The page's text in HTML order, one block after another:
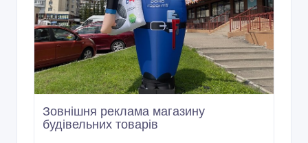
Зовнішня реклама магазину
будівельних товарів